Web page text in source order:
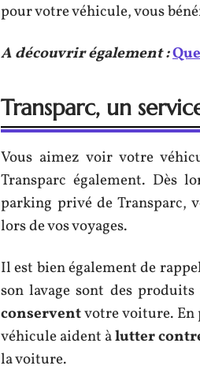
pour votre véhicule, vous
A découvrir également :
Transparc, un
Vous aimez voir votre
Transparc également. Dès
parking privé de Transparc,
lors de vos voyages.
Il est bien également de
son lavage sont des produits
conserventvotre voiture.
véhicule aident àlutter
la voiture.